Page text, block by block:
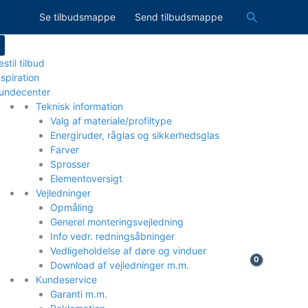
Se tilbudsmappe Send tilbudsmappe Søg
tilbud
Teknisk information
Valg af materiale/profiltype
Energiruder, råglas og sikkerhedsglas
Farver
Sprosser
Elementoversigt
Vejledninger
Opmåling
Generel monteringsvejledning
Info vedr. redningsåbninger
Vedligeholdelse af døre og vinduer
Download af vejledninger m.m.
Kundeservice
Garanti m.m.